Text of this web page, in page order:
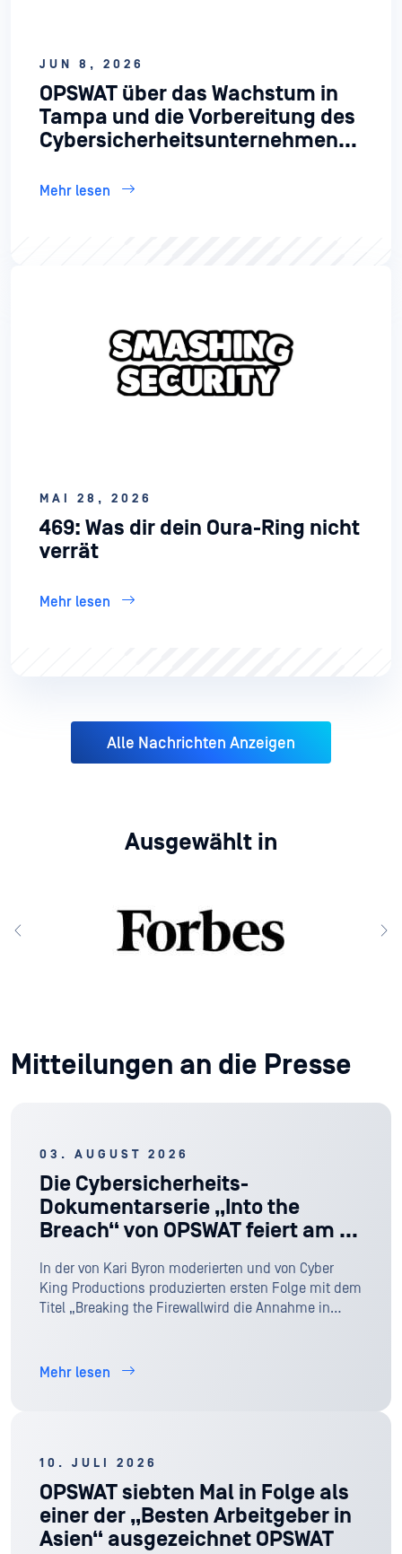
JUN 8, 2026
OPSWAT über das Wachstum in
Tampa und die Vorbereitung des
Cybersicherheitsunternehmens
Mehr lesen
MAI 28, 2026
469: Was dir dein Oura-Ring nicht
verrät
Mehr lesen
Alle Nachrichten Anzeigen
Ausgewählt in
Mitteilungen an die Presse
03. AUGUST 2026
Die Cybersicherheits-
Dokumentarserie „Into the
Breach“ von OPSWAT feiert am 8.
YouTube
In der von Kari Byron moderierten und von Cyber
King Productions produzierten ersten Folge mit dem
Titel „Breaking the Firewallwird die Annahme in
Mehr lesen
10. JULI 2026
OPSWAT siebten Mal in Folge als
einer der „Besten Arbeitgeber in
Asien“ ausgezeichnet OPSWAT